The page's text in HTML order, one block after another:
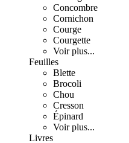
Concombre
Cornichon
Courge
Courgette
Voir plus...
Feuilles
Blette
Brocoli
Chou
Cresson
Épinard
Voir plus...
Livres